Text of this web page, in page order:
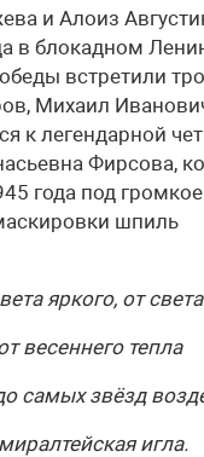
и Алоиз
в блокадном
встретили
Михаил
к легендарной
Фирсова,
года под
шпиль
яркого, от света
весеннего тепла
самых звёзд
игла.